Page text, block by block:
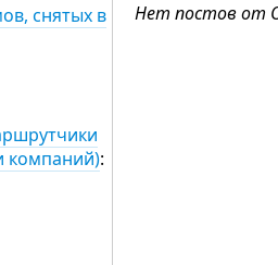
снятых в
компаний):
Нет постов от